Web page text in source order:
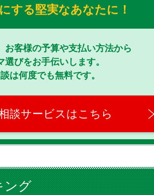
する堅実なあなたに！
お客様の予算や支払い方法から
選びをお手伝いします。
は何度でも無料です。
談サービスはこちら
ング